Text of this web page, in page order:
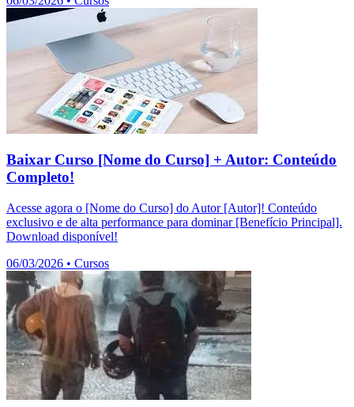
Baixar Curso [Nome do Curso] + Autor: Conteúdo
Completo!
Acesse agora o [Nome do Curso] do Autor [Autor]! Conteúdo
exclusivo e de alta performance para dominar [Benefício Principal].
Download disponível!
06/03/2026 • Cursos